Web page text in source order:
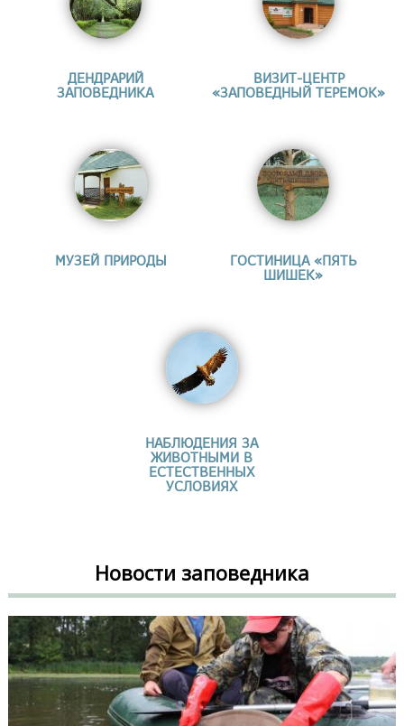
ДЕНДРАРИЙ
ЗАПОВЕДНИКА
ВИЗИТ-ЦЕНТР
«ЗАПОВЕДНЫЙ ТЕРЕМОК»
МУЗЕЙ ПРИРОДЫ
ГОСТИНИЦА «ПЯТЬ
ШИШЕК»
НАБЛЮДЕНИЯ ЗА
ЖИВОТНЫМИ В
ЕСТЕСТВЕННЫХ
УСЛОВИЯХ
Новости заповедника